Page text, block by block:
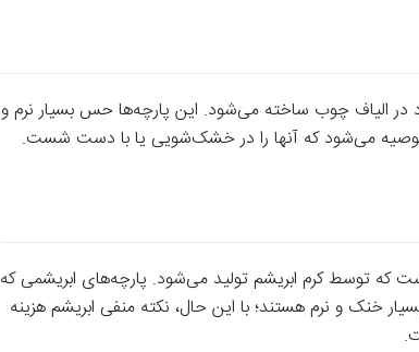
در الیاف چوب ساخته می‌شود. این پارچه‌ها حس بسیار نرم و
توصیه می‌شود که آنها را در خشک‌شویی یا با دست شست.
که توسط کرم ابریشم تولید می‌شود. پارچه‌های ابریشمی که
خنک و نرم هستند؛ با این حال، نکته منفی ابریشم هزینه